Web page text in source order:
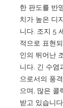
한 판도를 반
치가 높은 디
니다. 조지 5
적으로 표현
인의 뛰어난
니다. 긴 수염
으로서의 풍
으며, 많은 콜
받고 있습니